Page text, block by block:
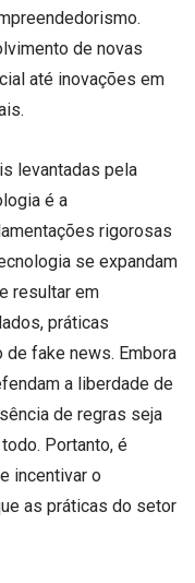
de novas
até inovações em
levantadas pela
é a
rigorosas
se expandam
resultar em
práticas
fake news. Embora
a liberdade de
de regras seja
Portanto, é
incentivar o
as práticas do setor